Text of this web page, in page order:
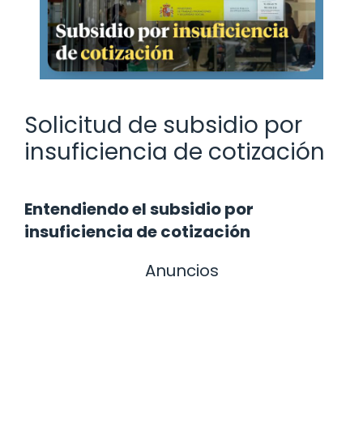
Solicitud de subsidio por
insuficiencia de cotización
Entendiendo el subsidio por
insuficiencia de cotización
Anuncios